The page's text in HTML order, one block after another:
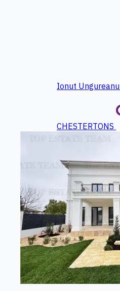
Ionut Ungureanu
CHESTERTONS